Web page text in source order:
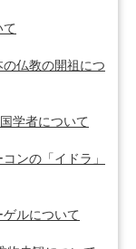
て
の仏教の開祖につ
学者について
ンの「イドラ」
ゲルについて